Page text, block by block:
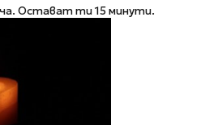
Остават ти 15 минути.